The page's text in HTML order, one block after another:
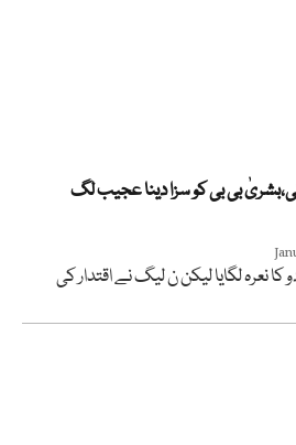
بی بی کو سزا دینا عجیب لگ
نعرہ لگایا لیکن ن لیگ نے اقتدار کی